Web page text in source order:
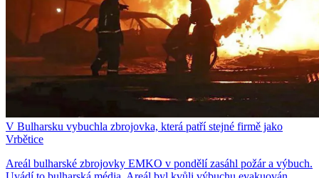
V Bulharsku vybuchla zbrojovka, která patří stejné firmě jako
Vrbětice
Areál bulharské zbrojovky EMKO v pondělí zasáhl požár a výbuch.